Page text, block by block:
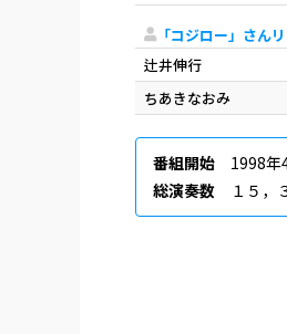
「コジロー」さん
辻井伸行
ちあきなおみ
番組開始 1998年
総演奏数 １５，